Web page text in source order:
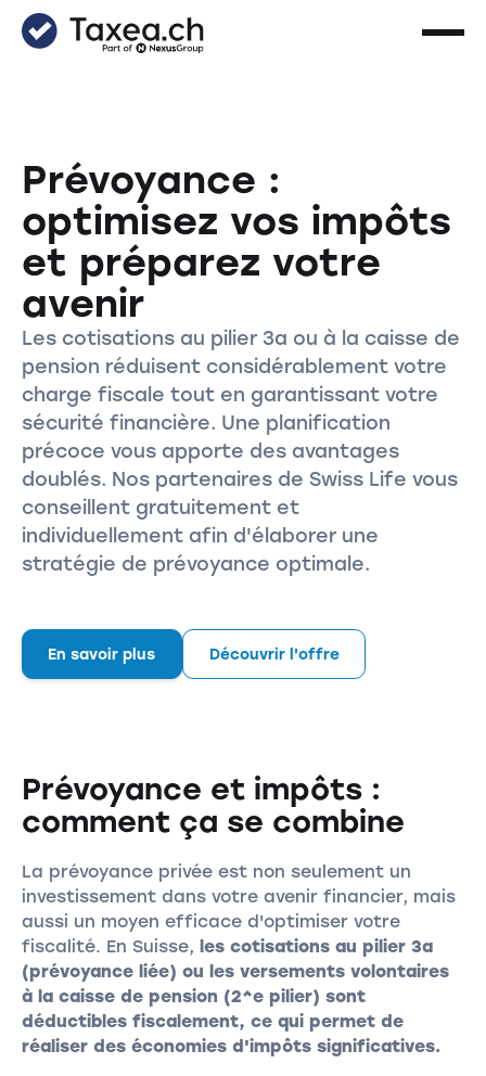
Prévoyance :
optimisez vos impôts
et préparez votre
avenir
Les cotisations au pilier 3a ou à la caisse de
pension réduisent considérablement votre
charge fiscale tout en garantissant votre
sécurité financière. Une planification
précoce vous apporte des avantages
doublés. Nos partenaires de Swiss Life vous
conseillent gratuitement et
individuellement afin d'élaborer une
stratégie de prévoyance optimale.
En savoir plus Découvrir l'offre
Prévoyance et impôts :
comment ça se combine
La prévoyance privée est non seulement un
investissement dans votre avenir financier, mais
aussi un moyen efficace d'optimiser votre
fiscalité. En Suisse, les cotisations au pilier 3a
(prévoyance liée) ou les versements volontaires
à la caisse de pension (2^e pilier) sont
déductibles fiscalement, ce qui permet de
réaliser des économies d'impôts significatives.